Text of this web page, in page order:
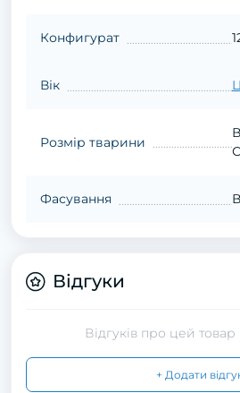
Конфигурат
Вік
Розмір тварини
Фасування
Відгуки
Відгуків про цей
+ Додати